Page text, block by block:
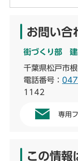
お問い合
街づくり部 建
千葉県松戸市
電話番号：
1142
専用
この情報